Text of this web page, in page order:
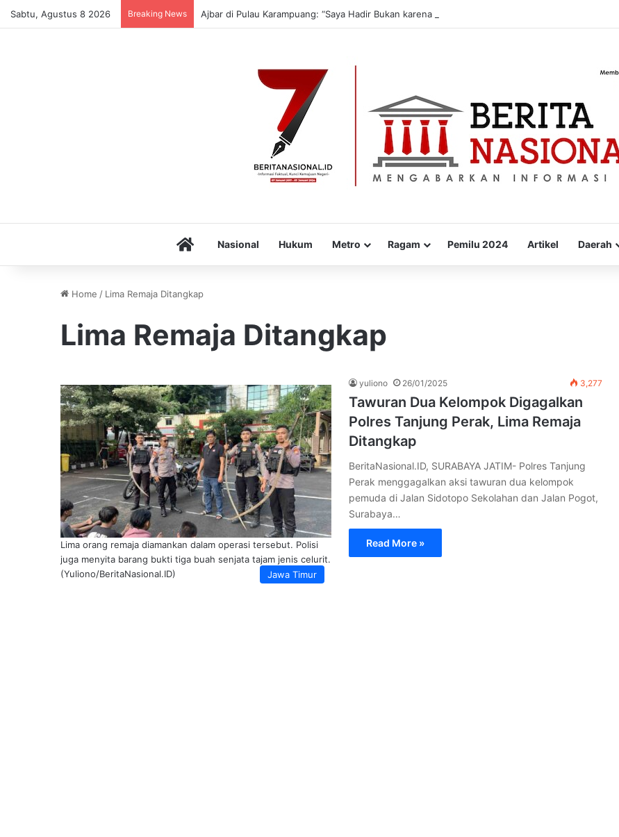
Sabtu, Agustus 8 2026 Breaking News Ajbar di Pulau Karampuang: “Saya Hadir Bukan karena Pemilu, tapi karena Tanggung Jawab Moral”
HomeNasional Hukum Metro Ragam Pemilu 2024 Artikel Daerah
Home / Lima Remaja Ditangkap
Lima Remaja Ditangkap
Jawa Timur
Lima orang remaja diamankan dalam operasi tersebut. Polisi
juga menyita barang bukti tiga buah senjata tajam jenis celurit.
(Yuliono/BeritaNasional.ID)
yuliono 26/01/2025 3,277
Tawuran Dua Kelompok Digagalkan
Polres Tanjung Perak, Lima Remaja
Ditangkap
BeritaNasional.ID, SURABAYA JATIM- Polres Tanjung
Perak menggagalkan aksi tawuran dua kelompok
pemuda di Jalan Sidotopo Sekolahan dan Jalan Pogot,
Surabaya…
Read More »